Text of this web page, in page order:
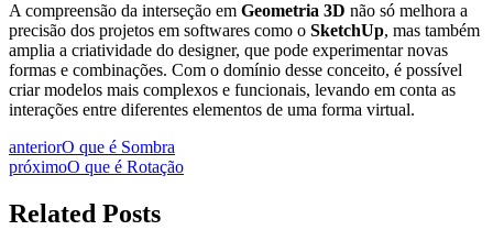
A compreensão da interseção em Geometria 3D não só melhora a
precisão dos projetos em softwares como o SketchUp, mas também
amplia a criatividade do designer, que pode experimentar novas
formas e combinações. Com o domínio desse conceito, é possível
criar modelos mais complexos e funcionais, levando em conta as
interações entre diferentes elementos de uma forma virtual.
anteriorO que é Sombra
próximoO que é Rotação
Related Posts